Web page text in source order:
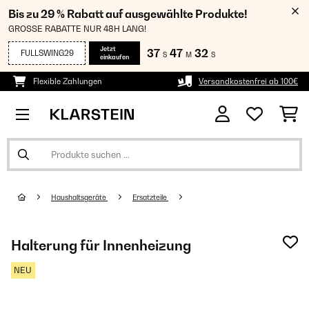
Bis zu 29 % Rabatt auf ausgewählte Produkte!
GROSSE RABATTE NUR 48H LANG!
FULLSWING29
Jetzt
einkaufen
37 S 47 M 32 S
Flexible Zahlungen Versandkostenfrei ab 100€
Haushaltsgeräte Ersatzteile
Halterung für Innenheizung
NEU